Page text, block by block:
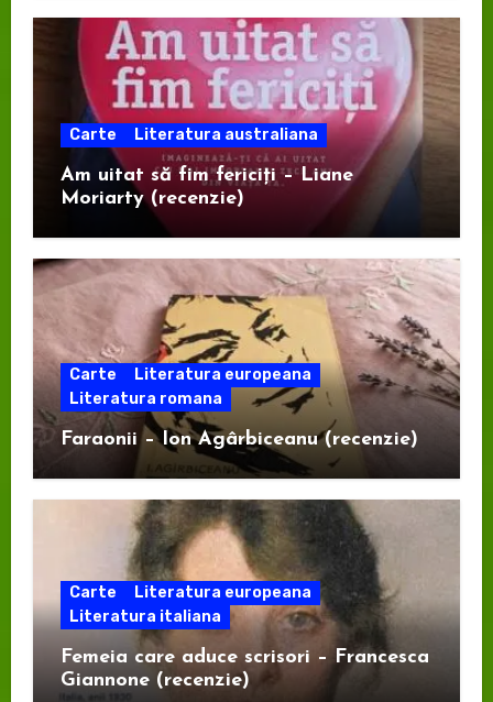
Carte Literatura australiana
Am uitat să fim fericiți – Liane
Moriarty (recenzie)
Carte
Literatura europeana
Literatura romana
Faraonii – Ion Agârbiceanu (recenzie)
Carte
Literatura europeana
Literatura italiana
Femeia care aduce scrisori – Francesca
Giannone (recenzie)